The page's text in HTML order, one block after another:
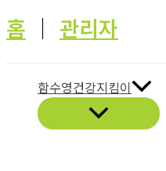
홈 │ 관리자
함수영건강지킴이